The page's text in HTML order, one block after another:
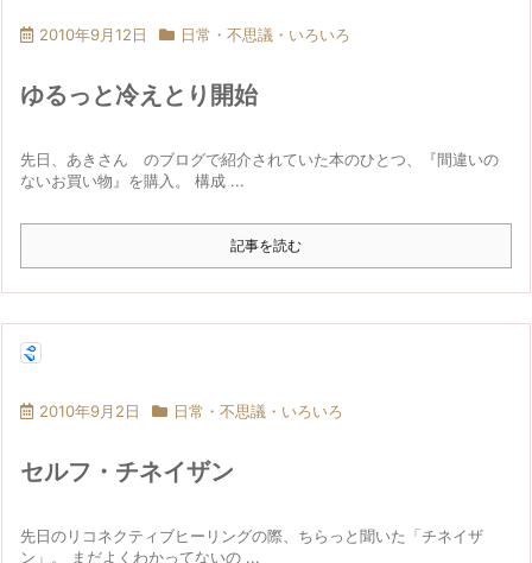
2010年9月12日 日常・不思議・いろいろ
ゆるっと冷えとり開始
先日、あきさん のブログで紹介されていた本のひとつ、『間違いの
ないお買い物』を購入。 構成 ...
記事を読む
2010年9月2日 日常・不思議・いろいろ
セルフ・チネイザン
先日のリコネクティブヒーリングの際、ちらっと聞いた「チネイザ
ン」。 まだよくわかってないの ...